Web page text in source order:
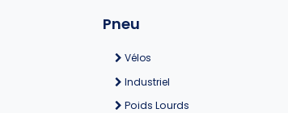
Pneu
Vélos
Industriel
Poids Lourds